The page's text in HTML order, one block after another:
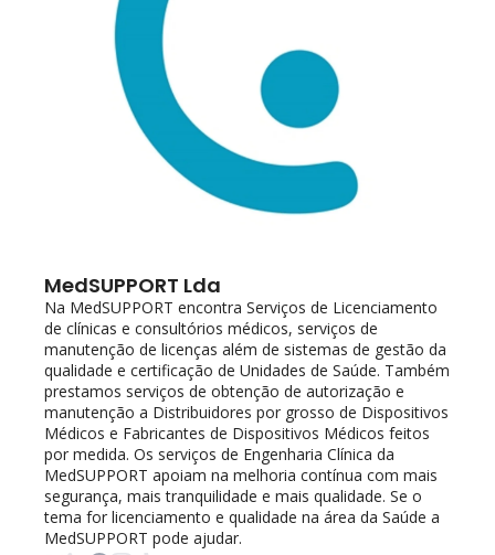
MedSUPPORT Lda
Na MedSUPPORT encontra Serviços de Licenciamento
de clínicas e consultórios médicos, serviços de
manutenção de licenças além de sistemas de gestão da
qualidade e certificação de Unidades de Saúde. Também
prestamos serviços de obtenção de autorização e
manutenção a Distribuidores por grosso de Dispositivos
Médicos e Fabricantes de Dispositivos Médicos feitos
por medida. Os serviços de Engenharia Clínica da
MedSUPPORT apoiam na melhoria contínua com mais
segurança, mais tranquilidade e mais qualidade. Se o
tema for licenciamento e qualidade na área da Saúde a
MedSUPPORT pode ajudar.